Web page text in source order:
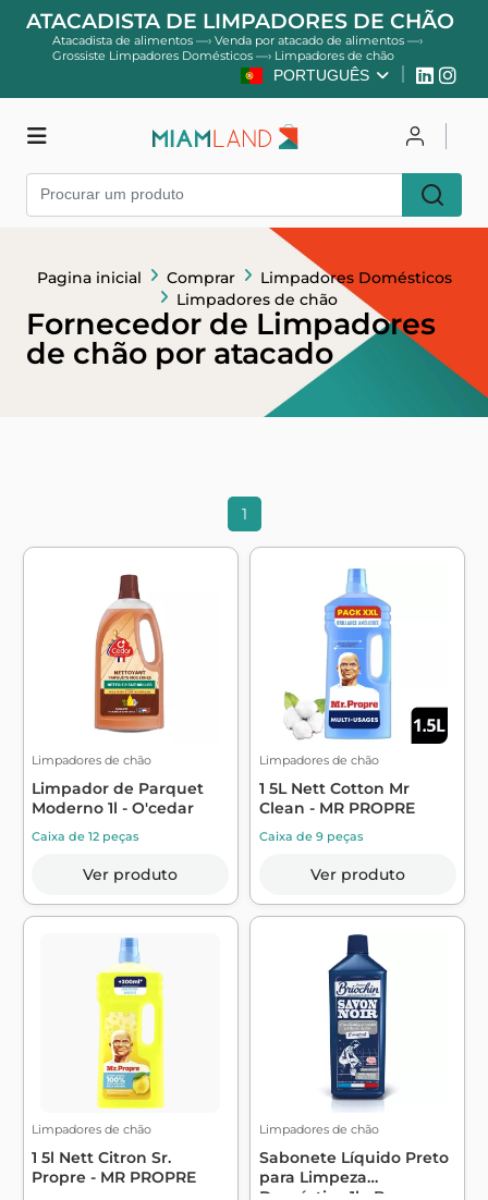
ATACADISTA DE LIMPADORES DE CHÃO
Atacadista de alimentos —› Venda por atacado de alimentos —›
Grossiste Limpadores Domésticos —›Limpadores de chão
PORTUGUÊS
Pagina inicial Comprar
Limpadores Domésticos
Limpadores de chão
Fornecedor de Limpadores
de chão por atacado
1
Limpadores de chão
Limpador de Parquet
Moderno 1l - O'cedar
Caixa de 12 peças
Ver produto
Limpadores de chão
1 5L Nett Cotton Mr
Clean - MR PROPRE
Caixa de 9 peças
Ver produto
Limpadores de chão
1 5l Nett Citron Sr.
Propre - MR PROPRE
Limpadores de chão
Sabonete Líquido Preto
para Limpeza
Comprar
Cadastre-se